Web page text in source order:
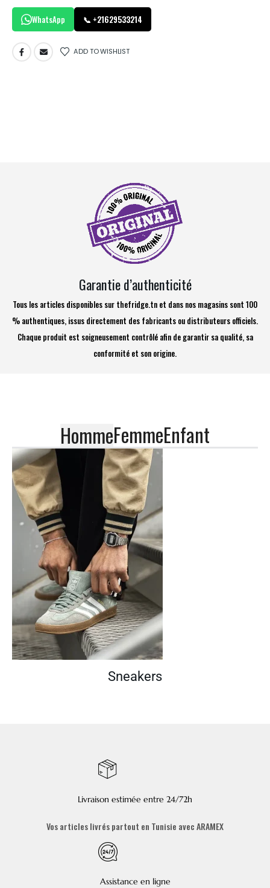
WhatsApp 📞 +21629533214
ADD TO WISHLIST
Garantie d’authenticité
Tous les articles disponibles sur thefridge.tn et dans nos magasins sont 100
% authentiques, issus directement des fabricants ou distributeurs officiels.
Chaque produit est soigneusement contrôlé afin de garantir sa qualité, sa
conformité et son origine.
HommeFemmeEnfant
Sneakers
Livraison estimée entre 24/72h
Vos articles livrés partout en Tunisie avec ARAMEX
Assistance en ligne